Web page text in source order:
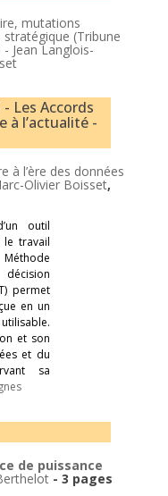
mutations
stratégique (Tribune
- Jean Langlois-
- Les Accords
à l’actualité -
à l’ère des données
Olivier Boisset,
outil
travail
permet
en un
et son
et du
sa
de puissance
- 3 pages